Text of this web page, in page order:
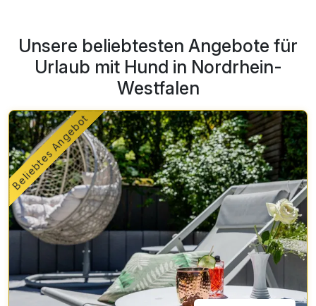
Unsere beliebtesten Angebote für
Urlaub mit Hund in Nordrhein-
Westfalen
Beliebtes Angebot